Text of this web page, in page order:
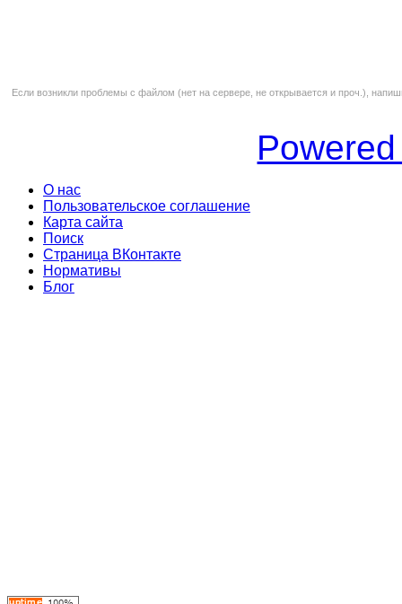
Если возникли проблемы с файлом (нет на сервере, не открывается и проч.),
О нас
Пользовательское соглашение
Карта сайта
Поиск
Страница ВКонтакте
Нормативы
Блог